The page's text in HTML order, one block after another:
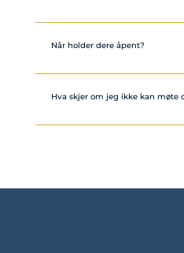
Når holder dere åpent?
Hva skjer om jeg ikke kan møte